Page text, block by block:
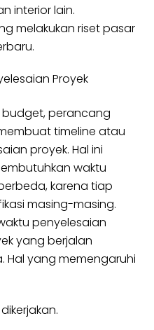
interior lain.
melakukan riset pasar
Proyek
budget, perancang
timeline atau
proyek. Hal ini
waktu
karena tiap
masing-masing.
penyelesaian
yang berjalan
Hal yang memengaruhi